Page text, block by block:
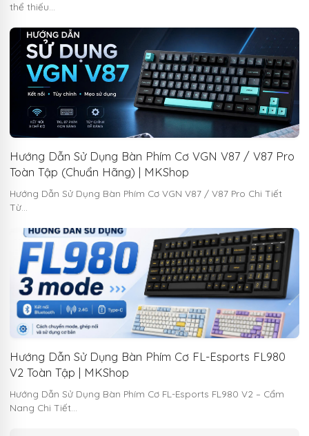
thể thiếu…
Hướng Dẫn Sử Dụng Bàn Phím Cơ VGN V87 / V87 Pro
Toàn Tập (Chuẩn Hãng) | MKShop
Hướng Dẫn Sử Dụng Bàn Phím Cơ VGN V87 / V87 Pro Chi Tiết
Từ…
Hướng Dẫn Sử Dụng Bàn Phím Cơ FL-Esports FL980
V2 Toàn Tập | MKShop
Hướng Dẫn Sử Dụng Bàn Phím Cơ FL-Esports FL980 V2 – Cẩm
Nang Chi Tiết…